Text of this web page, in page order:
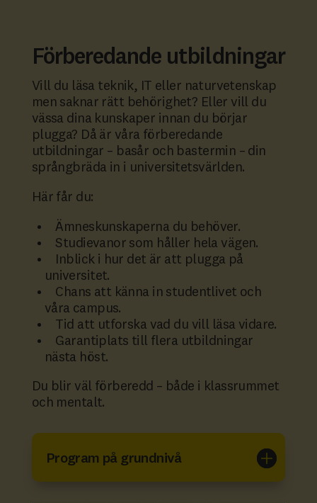
Förberedande utbildningar
Vill du läsa teknik, IT eller naturvetenskap
men saknar rätt behörighet? Eller vill du
vässa dina kunskaper innan du börjar
plugga? Då är våra förberedande
utbildningar – basår och bastermin – din
språngbräda in i universitetsvärlden.
Här får du:
Ämneskunskaperna du behöver.
Studievanor som håller hela vägen.
Inblick i hur det är att plugga på
universitet.
Chans att känna in studentlivet och
våra campus.
Tid att utforska vad du vill läsa vidare.
Garantiplats till flera utbildningar
nästa höst.
Du blir väl förberedd – både i klassrummet
och mentalt.
Program på grundnivå